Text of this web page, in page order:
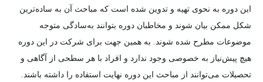
این دوره به نحوی تهیه و تدوین شده است که مباحث آن به ساده‌ترین
شکل ممکن بیان شوند و مخاطبان دوره بتوانند به‌سادگی متوجه
موضوعات مطرح شده شوند. به همین جهت برای شرکت در این دوره
هیچ پیش‌نیاز به خصوصی وجود ندارد و افراد با هر سطحی از آگاهی و
تحصیلات می‌توانند از مباحث این دوره نهایت استفاده را داشته باشند.